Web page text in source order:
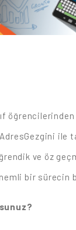
ile
ve öz
bir sürecin